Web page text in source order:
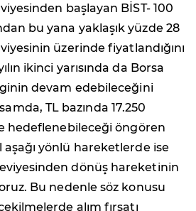
başlayan BİST- 100
bu yana yaklaşık yüzde 28
üzerinde fiyatlandığını
ikinci yarısında da Borsa
devam edebileceğini
TL bazında 17.250
hedeflenebileceği öngören
yönlü hareketlerde ise
dönüş hareketinin
Bu nedenle söz konusu
alım fırsatı